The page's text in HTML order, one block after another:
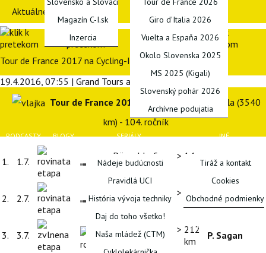
Magazín C-I.sk
Inzercia
Giro d'Italia 2026
Vuelta a Espaňa 2026
Okolo Slovenska 2025
MS 2025 (Kigali)
Slovenský pohár 2026
Archívne podujatia
PODCASTY BLOGY SERIÁLY
Nádeje budúcnosti
Pravidlá UCI
História vývoja techniky
Daj do toho všetko!
Naša mládež (CTM)
INÉ
Tiráž a kontakt
Cookies
Obchodné podmienky
FÓRUM
Aktuálne preteky
Tour de France 2017 na Cycling-Info.sk
19.4.2016, 07:55 | Grand Tours a MS | Lukáš Timko
Tour de France 2017
(Grand Tour), 1. - 23. júla (3540
km) - 104. ročník
1. 1.7.
Düsseldorf >
Düsseldorf
14
Thomas
2. 2.7.
Düsseldorf >
Liége
km
Kittel
3. 3.7.
Verviers >
Longwy
212
km
P. Sagan